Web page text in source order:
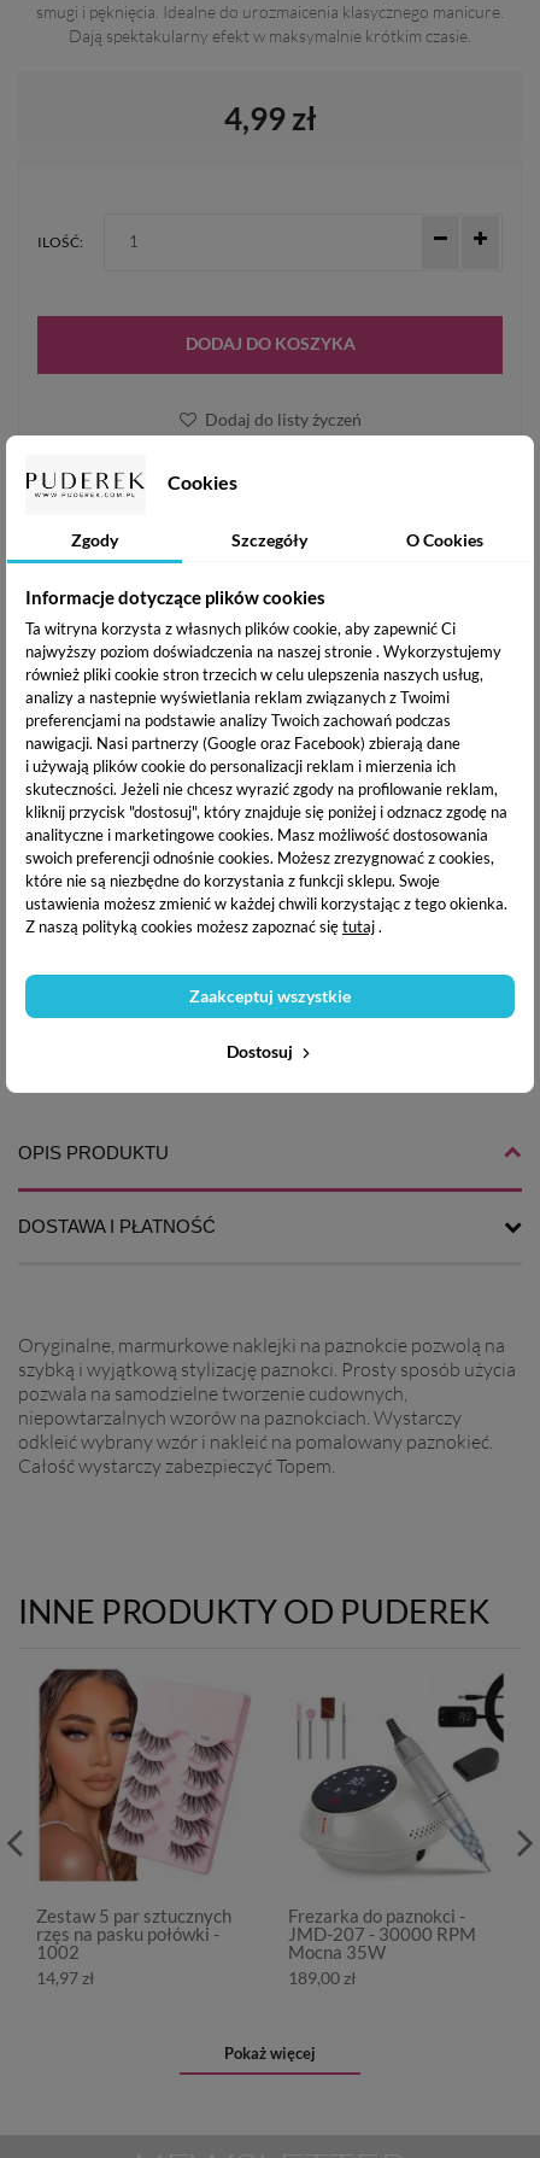
Cookies
Zgody Szczegóły O Cookies
Informacje dotyczące plików cookies
Ta witryna korzysta z własnych plików cookie, aby zapewnić Ci
najwyższy poziom doświadczenia na naszej stronie . Wykorzystujemy
również pliki cookie stron trzecich w celu ulepszenia naszych usług,
analizy a nastepnie wyświetlania reklam związanych z Twoimi
preferencjami na podstawie analizy Twoich zachowań podczas
nawigacji. Nasi partnerzy (Google oraz Facebook) zbierają dane
i używają plików cookie do personalizacji reklam i mierzenia ich
skuteczności. Jeżeli nie chcesz wyrazić zgody na profilowanie reklam,
kliknij przycisk "dostosuj", który znajduje się poniżej i odznacz zgodę na
analityczne i marketingowe cookies. Masz możliwość dostosowania
swoich preferencji odnośnie cookies. Możesz zrezygnować z cookies,
które nie są niezbędne do korzystania z funkcji sklepu. Swoje
ustawienia możesz zmienić w każdej chwili korzystając z tego okienka.
Z naszą polityką cookies możesz zapoznać siętutaj.
Dostosuj
Zaakceptuj wszystkie
smugi i pęknięcia. Idealne do urozmaicenia klasycznego manicure.
Dają spektakularny efekt w maksymalnie krótkim czasie.
NUMER KATALOGOWY:
0685071353400
WYSYŁKA W CIĄGU:
24h
zobacz więcej
4,99 zł
ILOŚĆ:
DODAJ DO KOSZYKA
Dodaj do listy życzeń
PUDEREK PRODUKTY
POWIĄZANE
Białe naklejki na paznokcie
Białe naklejki na paznokcie
3D - STZ-5D35
OPIS PRODUKTU
DOSTAWA I PŁATNOŚĆ
Oryginalne, marmurkowe naklejki na paznokcie pozwolą na
szybką i wyjątkową stylizację paznokci. Prosty sposób użycia
pozwala na samodzielne tworzenie cudownych,
niepowtarzalnych wzorów na paznokciach. Wystarczy
odkleić wybrany wzór i nakleić na pomalowany paznokieć.
Całość wystarczy zabezpieczyć Topem.
INNE PRODUKTY OD PUDEREK
Zestaw 5 par sztucznych
rzęs na pasku połówki -
1002
14,97 zł
Frezarka do paznokci -
JMD-207 - 30000 RPM
Mocna 35W
189,00 zł
Pokaż więcej